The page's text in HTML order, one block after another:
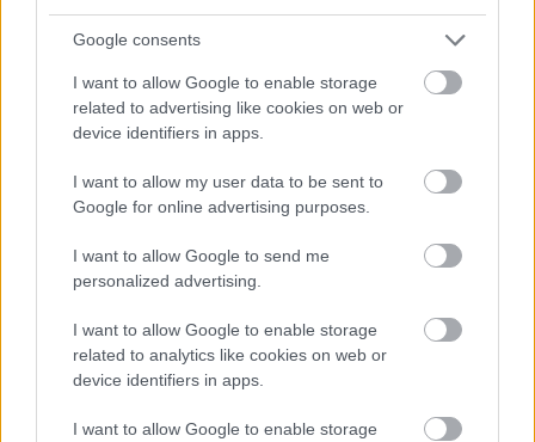
Google consents
I want to allow Google to enable storage
related to advertising like cookies on web or
device identifiers in apps.
I want to allow my user data to be sent to
Google for online advertising purposes.
I want to allow Google to send me
personalized advertising.
I want to allow Google to enable storage
related to analytics like cookies on web or
device identifiers in apps.
I want to allow Google to enable storage